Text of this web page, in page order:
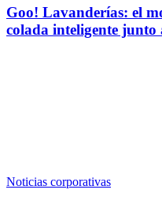
Goo! Lavanderías: el
colada inteligente
Noticias corporativas